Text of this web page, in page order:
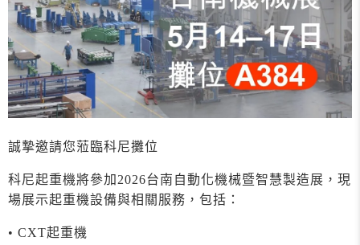
誠摯邀請您蒞臨科尼攤位
科尼起重機將參加2026台南自動化機械暨智慧製造展，現
場展示起重機設備與相關服務，包括：
• CXT起重機